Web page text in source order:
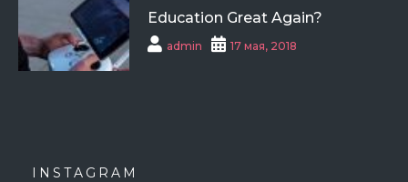
Education Great Again?
admin 17 мая, 2018
INSTAGRAM